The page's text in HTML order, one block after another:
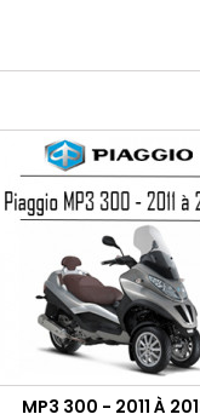
MP3 300 - 2011 À